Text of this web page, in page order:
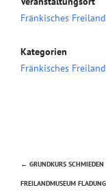
Fränkisches
Kategorien
Fränkisches
← GRUNDKURS
FREILANDMUSEUM